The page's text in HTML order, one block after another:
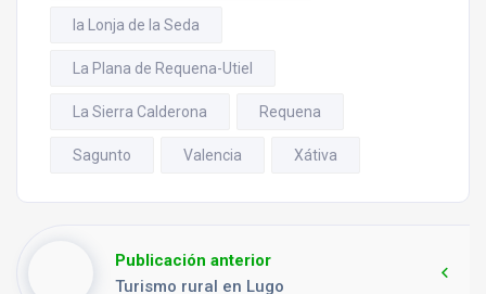
la Lonja de la Seda
La Plana de Requena-Utiel
La Sierra Calderona Requena
Sagunto Valencia Xátiva
Publicación anterior
Turismo rural en Lugo